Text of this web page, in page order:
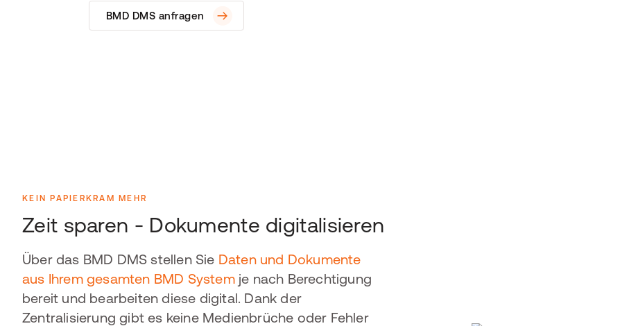
BMD DMS anfragen
KEIN PAPIERKRAM MEHR
Zeit sparen - Dokumente digitalisieren
Über das BMD DMS stellen Sie Daten und Dokumente
aus Ihrem gesamten BMD Systemje nach Berechtigung
bereit und bearbeiten diese digital. Dank der
Zentralisierung gibt es keine Medienbrüche oder Fehler